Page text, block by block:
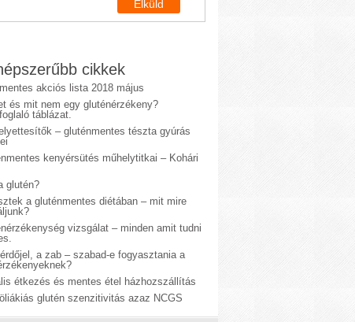
cikkek
akciós lista 2018 május
és mit nem egy gluténérzékeny?
táblázat.
– gluténmentes tészta gyúrás
kenyérsütés műhelytitkai – Kohári
glutén?
a gluténmentes diétában – mit mire
vizsgálat – minden amit tudni
a zab – szabad-e fogyasztania a
étkezés és mentes étel házhozszállítás
glutén szenzitivitás azaz NCGS